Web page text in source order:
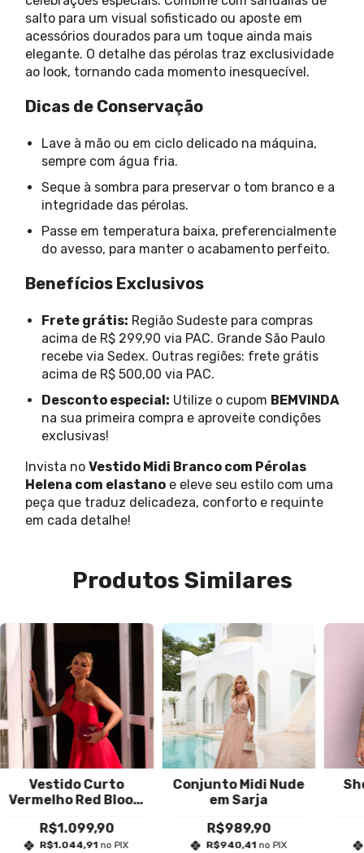
salto para um visual sofisticado ou aposte em
acessórios dourados para um toque ainda mais
elegante. O detalhe das pérolas traz exclusividade
ao look, tornando cada momento inesquecível.
Dicas de Conservação
Lave à mão ou em ciclo delicado na máquina,
sempre com água fria.
Seque à sombra para preservar o tom branco e a
integridade das pérolas.
Passe em temperatura baixa, preferencialmente
do avesso, para manter o acabamento perfeito.
Benefícios Exclusivos
Frete grátis: Região Sudeste para compras
acima de R$ 299,90 via PAC. Grande São Paulo
recebe via Sedex. Outras regiões: frete grátis
acima de R$ 500,00 via PAC.
Desconto especial: Utilize o cupom BEMVINDA
na sua primeira compra e aproveite condições
exclusivas!
Invista no Vestido Midi Branco com Pérolas
Helena com elastano e eleve seu estilo com uma
peça que traduz delicadeza, conforto e requinte
em cada detalhe!
Produtos Similares
Vestido Curto
Vermelho Red Bloom
R$1.099,90
R$1.044,91 no PIX
Conjunto Midi Nude
em Sarja
R$989,90
R$940,41 no PIX